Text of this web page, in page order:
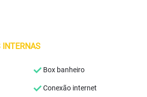
INTERNAS
Box banheiro
Conexão internet